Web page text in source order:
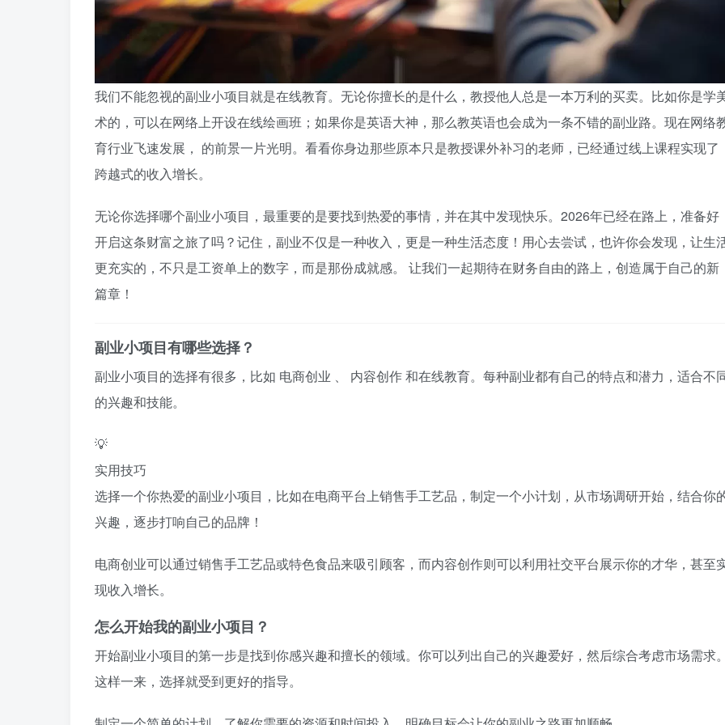
我们不能忽视的副业小项目就是在线教育。无论你擅长的是什么，教授他人总是一本万利的买卖。比如你是学
术的，可以在网络上开设在线绘画班；如果你是英语大神，那么教英语也会成为一条不错的副业路。现在网络
育行业飞速发展， 的前景一片光明。看看你身边那些原本只是教授课外补习的老师，已经通过线上课程实现了
跨越式的收入增长。
无论你选择哪个副业小项目，最重要的是要找到热爱的事情，并在其中发现快乐。2026年已经在路上，准备好
开启这条财富之旅了吗？记住，副业不仅是一种收入，更是一种生活态度！用心去尝试，也许你会发现，让生
更充实的，不只是工资单上的数字，而是那份成就感。 让我们一起期待在财务自由的路上，创造属于自己的新
篇章！
副业小项目有哪些选择？
副业小项目的选择有很多，比如 电商创业 、 内容创作和在线教育。每种副业都有自己的特点和潜力，适合不
的兴趣和技能。
💡
实用技巧
选择一个你热爱的副业小项目，比如在电商平台上销售手工艺品，制定一个小计划，从市场调研开始，结合你
兴趣，逐步打响自己的品牌！
电商创业可以通过销售手工艺品或特色食品来吸引顾客，而内容创作则可以利用社交平台展示你的才华，甚至
现收入增长。
怎么开始我的副业小项目？
开始副业小项目的第一步是找到你感兴趣和擅长的领域。你可以列出自己的兴趣爱好，然后综合考虑市场需求。
这样一来，选择就受到更好的指导。